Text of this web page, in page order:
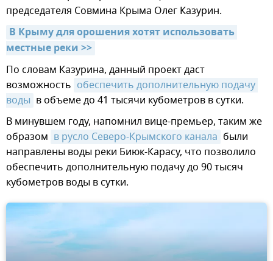
председателя Совмина Крыма Олег Казурин.
В Крыму для орошения хотят использовать
местные реки >>
По словам Казурина, данный проект даст
возможность обеспечить дополнительную подачу
воды в объеме до 41 тысячи кубометров в сутки.
В минувшем году, напомнил вице-премьер, таким же
образом в русло Северо-Крымского канала были
направлены воды реки Биюк-Карасу, что позволило
обеспечить дополнительную подачу до 90 тысяч
кубометров воды в сутки.